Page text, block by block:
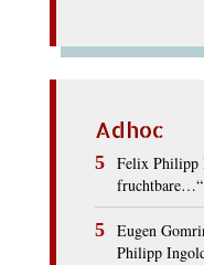
Adhoc
Felix Philipp
fruchtbare…“
Eugen
Philipp